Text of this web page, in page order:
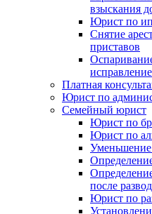
взыскания
Юрист по
Снятие
приставов
Платная
Юрист по
Семейный юрист
Юрист по
Юрист по
Уменьшение
после
Юрист по